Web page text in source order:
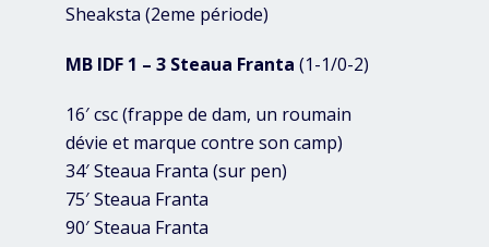
Sheaksta (2eme période)
MB IDF 1 – 3 Steaua Franta (1-1/0-2)
16′ csc (frappe de dam, un roumain
dévie et marque contre son camp)
34′ Steaua Franta (sur pen)
75′ Steaua Franta
90′ Steaua Franta